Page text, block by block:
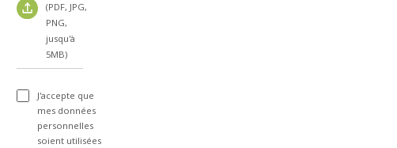
(PDF, JPG,
PNG,
jusqu'à
5MB)
J'accepte que
mes données
personnelles
soient utilisées